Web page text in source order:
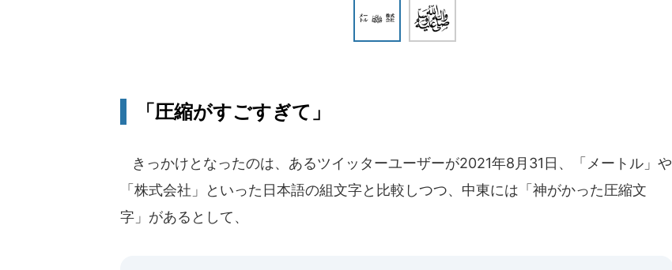
「圧縮がすごすぎて」
きっかけとなったのは、あるツイッターユーザーが2021年8月31日、「メートル」や
「株式会社」といった日本語の組文字と比較しつつ、中東には「神がかった圧縮文
字」があるとして、